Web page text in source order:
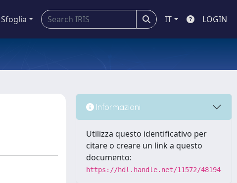
Sfoglia IT LOGIN
Informazioni
Utilizza questo identificativo per
citare o creare un link a questo
documento:
https://hdl.handle.net/11572/48194